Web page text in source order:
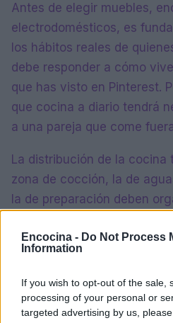
Encocina - Do Not Process
Information
If you wish to opt-out of the sale,
processing of your personal or
targeted advertising by us,
Antes de elegir muebles,
electrodomésticos, es
los hábitos reales de
debe responder a cómo
que has visto en Pinterest.
que cocina a diario tendrá
a una pareja que come
La distribución de la cocina
zona de cocción, la de
la de preparación deben
importante cuidar la
cocina. Por ejemplo, la
entre 90 y 92 cm de altura,
amplios para facilitar el